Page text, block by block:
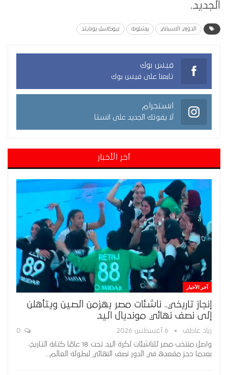
الجديد.
الدوري الاسباني برشلونة نيوكاسل يونايتد
فيس بوك
تابعنا على فيس بوك
انستجرام
لا يفوتك الجديد على انستا
آخر الأخبار
آخر الأخبار
إنجاز تاريخي.. ناشئات مصر يهزمن الصين ويتأهلن
إلى نصف نهائي مونديال اليد
زياد عاطف 6 أغسطس 2026
واصل منتخب مصر للناشئات لكرة اليد تحت 18 عامًا كتابة التاريخ،
بعدما حجز مقعده في الدور نصف النهائي لبطولة العالم…